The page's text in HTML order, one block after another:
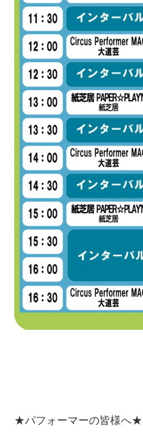
★パフォーマーの皆様へ★